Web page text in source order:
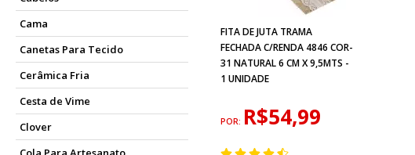
Cama
Canetas Para Tecido
Cerâmica Fria
Cesta de Vime
Clover
FITA DE JUTA TRAMA
FECHADA C/RENDA 4846 COR-
31 NATURAL 6 CM X 9,5MTS -
1 UNIDADE
POR: R$54,99